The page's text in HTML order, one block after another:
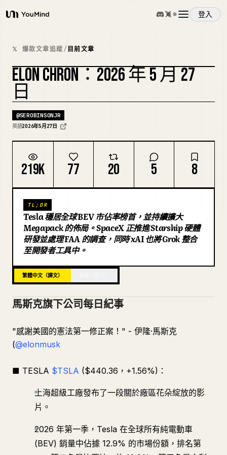
YouMind
登入
概覽
使用案例
技能
提示詞
定價
下載
部落格
更新
𝕏 爆款文章追蹤/ 目前文章
ELON CHRON：2026 年 5 月 27
日
@SEROBINSONJR
英語2026年5月27日
219K 77 20 5 8
TL;DR
Tesla 穩居全球 BEV 市佔率榜首，並持續擴大
Megapack 的佈局。SpaceX 正推進 Starship 硬體
研發並處理 FAA 的調查，同時 xAI 也將 Grok 整合
至開發者工具中。
繁體中文（譯文）
馬斯克旗下公司每日紀事
"感謝美國的憲法第一修正案！" - 伊隆·馬斯克
(@elonmusk
■ TESLA $TSLA ($440.36，+1.56%)：
上海超級工廠發布了一段關於廠區花朵綻放的影
片。
2026 年第一季，Tesla 在全球所有純電動車
(BEV) 銷量中佔據 12.9% 的市場份額，排名第